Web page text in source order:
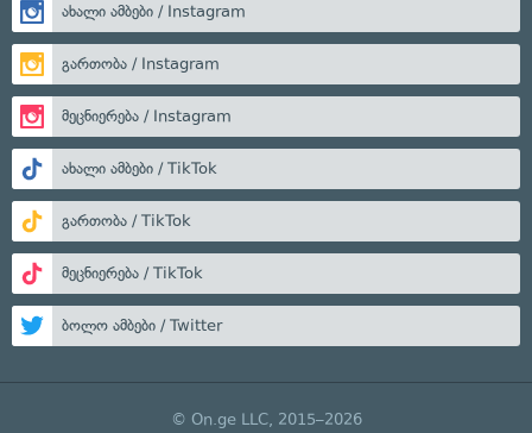
ახალი ამბები / Instagram
გართობა / Instagram
მეცნიერება / Instagram
ახალი ამბები / TikTok
გართობა / TikTok
მეცნიერება / TikTok
ბოლო ამბები / Twitter
© On.ge LLC, 2015–2026